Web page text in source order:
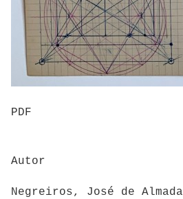
PDF
Autor
Negreiros, José de Almada